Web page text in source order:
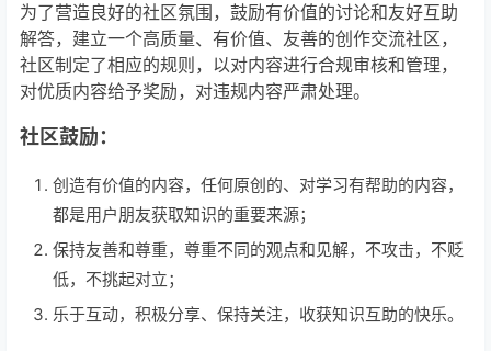
为了营造良好的社区氛围，鼓励有价值的讨论和友好互助
解答，建立一个高质量、有价值、友善的创作交流社区，
社区制定了相应的规则， 以对内容进行合规审核和管理，
对优质内容给予奖励，对违规内容严肃处理。
社区鼓励：
创造有价值的内容，任何原创的、对学习有帮助的内容，
都是用户朋友获取知识的重要来源；
保持友善和尊重，尊重不同的观点和见解，不攻击，不贬
低，不挑起对立；
乐于互动， 积极分享、保持关注， 收获知识互助的快乐。